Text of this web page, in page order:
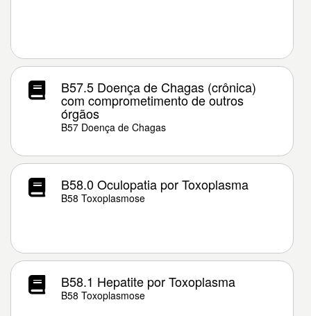
B57.5 Doença de Chagas (crônica)
com comprometimento de outros
órgãos
B57 Doença de Chagas
B58.0 Oculopatia por Toxoplasma
B58 Toxoplasmose
B58.1 Hepatite por Toxoplasma
B58 Toxoplasmose